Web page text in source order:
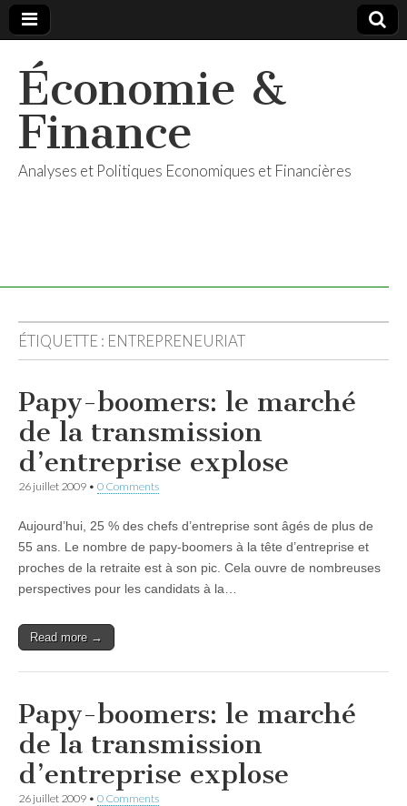
Économie &
Finance
Analyses et Politiques Economiques et Financières
ÉTIQUETTE : ENTREPRENEURIAT
Papy-boomers: le marché
de la transmission
d’entreprise explose
26 juillet 2009 • 0 Comments
Aujourd’hui, 25 % des chefs d’entreprise sont âgés de plus de
55 ans. Le nombre de papy-boomers à la tête d’entreprise et
proches de la retraite est à son pic. Cela ouvre de nombreuses
perspectives pour les candidats à la…
Read more →
Papy-boomers: le marché
de la transmission
d’entreprise explose
26 juillet 2009 • 0 Comments